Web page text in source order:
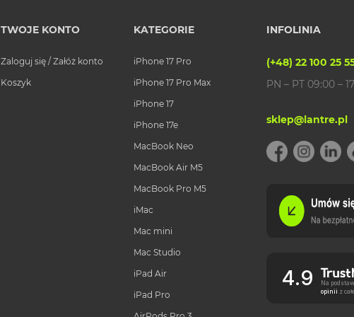
TWOJE KONTO
Zaloguj się / Załóż konto
Koszyk
KATEGORIE
iPhone 17 Pro
iPhone 17 Pro Max
iPhone 17
iPhone 17e
MacBook Neo
MacBook Air M5
MacBook Pro M5
iMac
Mac mini
Mac Studio
iPad Air
iPad Pro
INFOLINIA
(+48) 22 100 25
PN – PT 09:00 –
sklep@lantre.pl
4.9 Na
opinii z